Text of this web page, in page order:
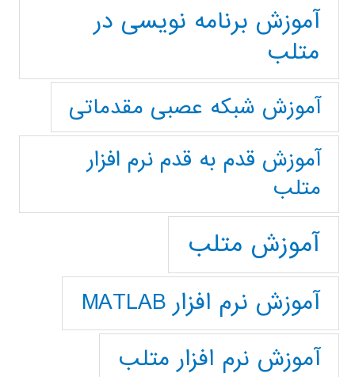
آموزش برنامه نویسی در
متلب
آموزش شبکه عصبی مقدماتی
آموزش قدم به قدم نرم افزار
متلب
آموزش متلب
آموزش نرم افزار MATLAB
آموزش نرم افزار متلب